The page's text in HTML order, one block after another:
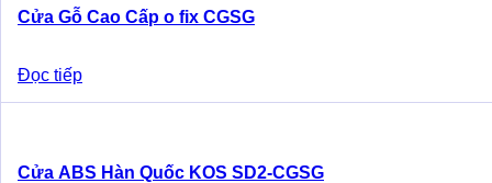
Cửa Gỗ Cao Cấp o fix CGSG
Đọc tiếp
Cửa ABS Hàn Quốc KOS SD2-CGSG